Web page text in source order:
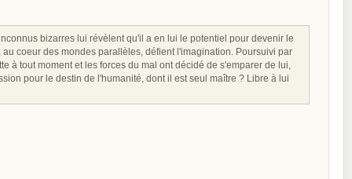
bizarres lui révèlent qu'il a en lui le potentiel pour devenir le
coeur des mondes parallèles, défient l'imagination. Poursuivi par
à tout moment et les forces du mal ont décidé de s'emparer de lui,
pour le destin de l'humanité, dont il est seul maître ? Libre à lui